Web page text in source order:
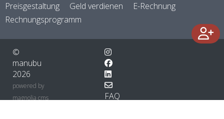
Preisgestaltung
Geld verdienen
E-Rechnung
Rechnungsprogramm
©
manubu
2026
powered by
magnolia cms
FAQ